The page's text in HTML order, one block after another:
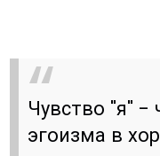
Чувство "я" -
эгоизма в